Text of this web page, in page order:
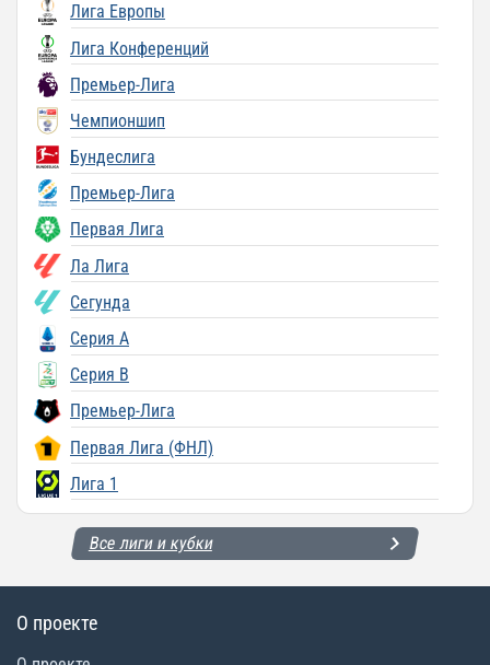
Лига Европы
Лига Конференций
Премьер-Лига
Чемпионшип
Бундеслига
Премьер-Лига
Первая Лига
Ла Лига
Сегунда
Серия A
Серия B
Премьер-Лига
Первая Лига (ФНЛ)
Лига 1
Все лиги и кубки
О проекте